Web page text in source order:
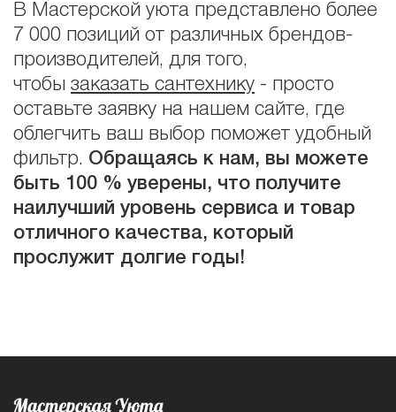
В Мастерской уюта представлено более
7 000 позиций от различных брендов-
производителей, для того,
чтобы заказать сантехнику - просто
оставьте заявку на нашем сайте, где
облегчить ваш выбор поможет удобный
фильтр. Обращаясь к нам, вы можете
быть 100 % уверены, что получите
наилучший уровень сервиса и товар
отличного качества, который
прослужит долгие годы!